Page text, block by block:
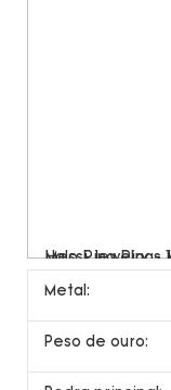
Metal:
Peso de ouro: